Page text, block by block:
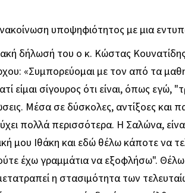
υποψηφιότητος με μια
δήλωσή του ο κ. Κώστας
«Συμπορεύομαι με τον από τα
είμαι σίγουρος ότι είναι, όπως εγώ,
Μέσα σε δύσκολες, αντίξοες και
πολλά περισσότερα. Η Σαλώνα,
μου Ιθάκη και εδώ θέλω κάποτε να
έχω γραμμάτια να εξοφλήσω". Θέλω
η στασιμότητα των